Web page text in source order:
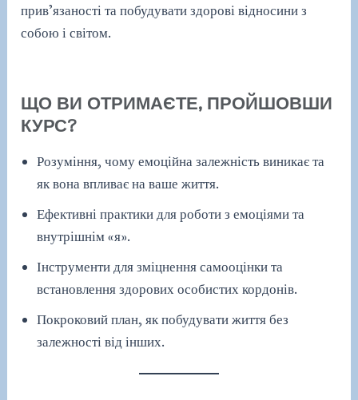
прив’язаності та побудувати здорові відносини з
собою і світом.
ЩО ВИ ОТРИМАЄТЕ, ПРОЙШОВШИ
КУРС?
Розуміння, чому емоційна залежність виникає та
як вона впливає на ваше життя.
Ефективні практики для роботи з емоціями та
внутрішнім «я».
Інструменти для зміцнення самооцінки та
встановлення здорових особистих кордонів.
Покроковий план, як побудувати життя без
залежності від інших.